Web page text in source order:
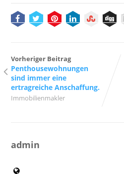
Vorheriger Beitrag
Penthousewohnungen
sind immer eine
ertragreiche Anschaffung.
Immobilienmakler
admin